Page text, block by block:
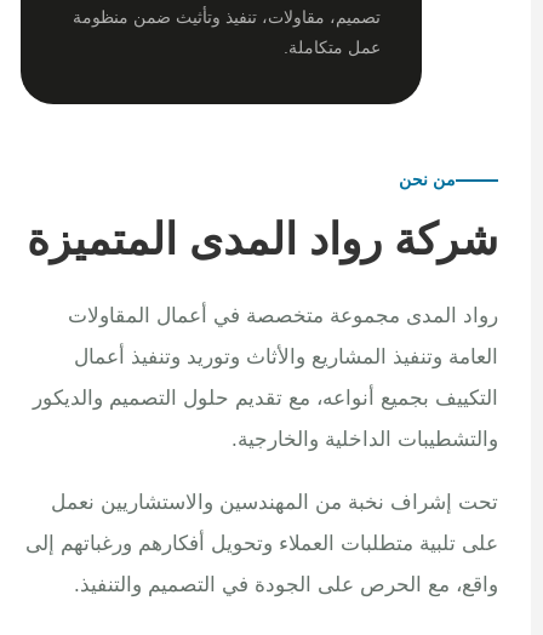
تصميم، مقاولات، تنفيذ وتأثيث ضمن منظومة
عمل متكاملة.
من نحن
شركة رواد المدى المتميزة
رواد المدى مجموعة متخصصة في أعمال المقاولات
العامة وتنفيذ المشاريع والأثاث وتوريد وتنفيذ أعمال
التكييف بجميع أنواعه، مع تقديم حلول التصميم والديكور
والتشطيبات الداخلية والخارجية.
تحت إشراف نخبة من المهندسين والاستشاريين نعمل
على تلبية متطلبات العملاء وتحويل أفكارهم ورغباتهم إلى
واقع، مع الحرص على الجودة في التصميم والتنفيذ.